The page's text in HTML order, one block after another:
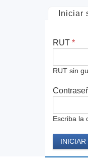
Solapas
Iniciar
RUT *
RUT sin
Escriba la